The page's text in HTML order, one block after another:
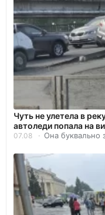
Чуть не улетела в
автоледи попала на
07.08 Она буквально